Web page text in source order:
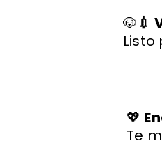
🐶 💉
💖
Te